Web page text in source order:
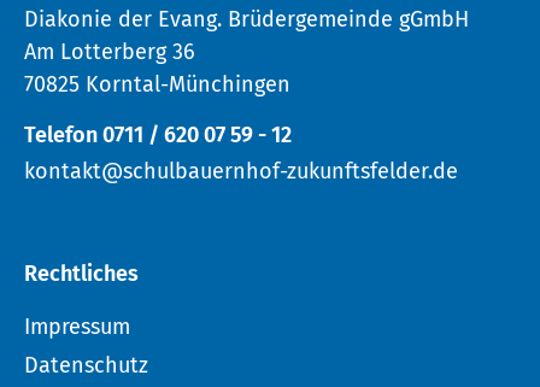
Diakonie der Evang. Brüdergemeinde gGmbH
Am Lotterberg 36
70825 Korntal-Münchingen
Telefon 0711 / 620 07 59 - 12
kontakt@schulbauernhof-zukunftsfelder.de
Rechtliches
Impressum
Datenschutz